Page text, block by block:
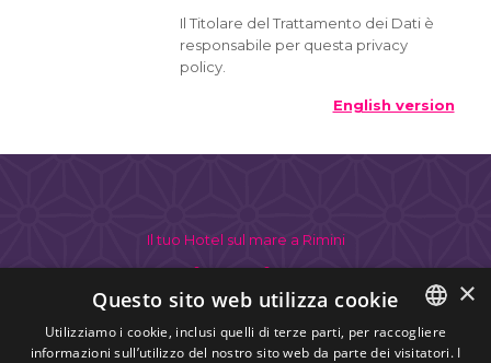
Il Titolare del Trattamento dei Dati è
responsabile per questa privacy
policy.
English version
Il tuo Hotel sul mare a Rimini
Contattaci subito per avere
il tuo preventivo
personalizzato
ITALIAN
×
Questo sito web utilizza cookie
Utilizziamo i cookie, inclusi quelli di terze parti, per raccogliere
informazioni sull’utilizzo del nostro sito web da parte dei visitatori. I